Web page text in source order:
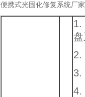
便携式光固化修复系统厂
1.
2.
3.
4.